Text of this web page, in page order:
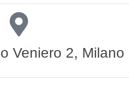
Veniero 2, Milano